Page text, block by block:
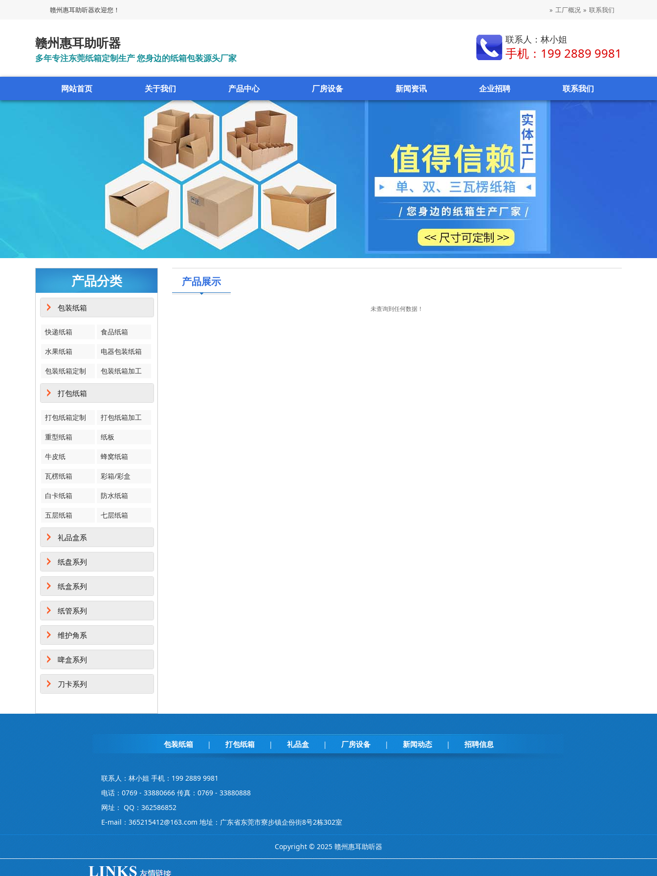
赣州惠耳助听器欢迎您！ » 工厂概况 » 联系我们
赣州惠耳助听器
多年专注东莞纸箱定制生产 您身边的纸箱包装源头厂家
联系人：林小姐
手机：199 2889 9981
网站首页 关于我们 产品中心 厂房设备 新闻资讯 企业招聘 联系我们
产品分类
包装纸箱
快递纸箱 食品纸箱
水果纸箱 电器包装纸箱
包装纸箱定制 包装纸箱加工
打包纸箱
打包纸箱定制 打包纸箱加工
重型纸箱 纸板
牛皮纸 蜂窝纸箱
瓦楞纸箱 彩箱/彩盒
白卡纸箱 防水纸箱
五层纸箱 七层纸箱
礼品盒系
纸盘系列
纸盒系列
纸管系列
维护角系
啤盒系列
刀卡系列
产品展示
未查询到任何数据！
包装纸箱 | 打包纸箱 | 礼品盒 | 厂房设备 | 新闻动态 | 招聘信息
联系人：林小姐 手机：199 2889 9981
电话：0769 - 33880666 传真：0769 - 33880888
网址： QQ：362586852
E-mail：365215412@163.com 地址：广东省东莞市寮步镇企份街8号2栋302室
Copyright © 2025 赣州惠耳助听器